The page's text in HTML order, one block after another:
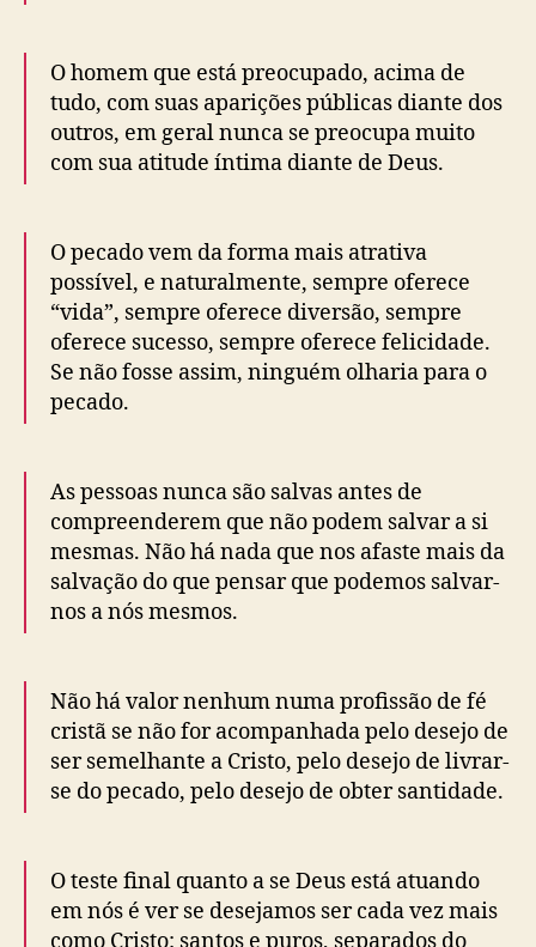
O homem que está preocupado, acima de
tudo, com suas aparições públicas diante dos
outros, em geral nunca se preocupa muito
com sua atitude íntima diante de Deus.
O pecado vem da forma mais atrativa
possível, e naturalmente, sempre oferece
“vida”, sempre oferece diversão, sempre
oferece sucesso, sempre oferece felicidade.
Se não fosse assim, ninguém olharia para o
pecado.
As pessoas nunca são salvas antes de
compreenderem que não podem salvar a si
mesmas. Não há nada que nos afaste mais da
salvação do que pensar que podemos salvar-
nos a nós mesmos.
Não há valor nenhum numa profissão de fé
cristã se não for acompanhada pelo desejo de
ser semelhante a Cristo, pelo desejo de livrar-
se do pecado, pelo desejo de obter santidade.
O teste final quanto a se Deus está atuando
em nós é ver se desejamos ser cada vez mais